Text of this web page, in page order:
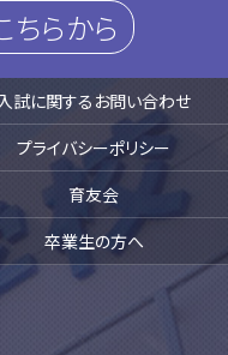
らから
試に関するお問い合わせ
プライバシーポリシー
育友会
卒業生の方へ